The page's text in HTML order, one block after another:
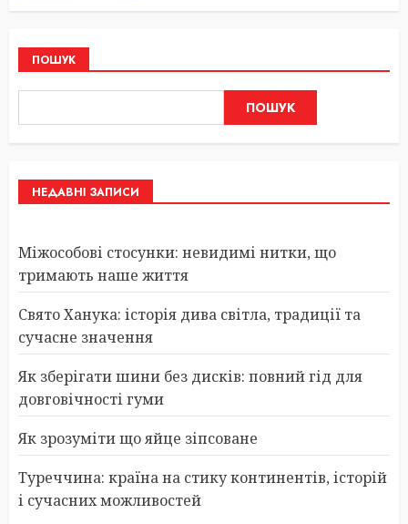
ПОШУК
ПОШУК
НЕДАВНІ ЗАПИСИ
Міжособові стосунки: невидимі нитки, що
тримають наше життя
Свято Ханука: історія дива світла, традиції та
сучасне значення
Як зберігати шини без дисків: повний гід для
довговічності гуми
Як зрозуміти що яйце зіпсоване
Туреччина: країна на стику континентів, історій
і сучасних можливостей